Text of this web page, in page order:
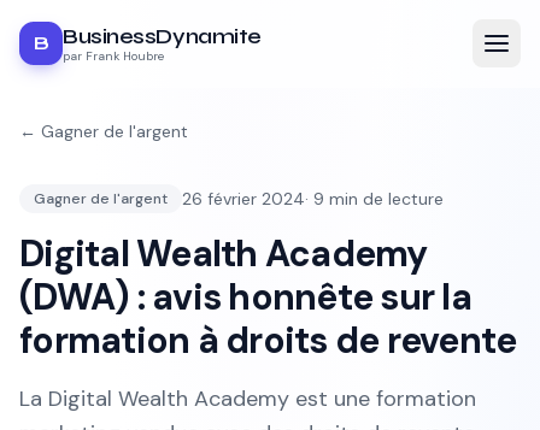
B BusinessDynamite
par Frank Houbre
← Gagner de l'argent
Gagner de l'argent 26 février 2024· 9 min de lecture
Digital Wealth Academy
(DWA) : avis honnête sur la
formation à droits de revente
La Digital Wealth Academy est une formation